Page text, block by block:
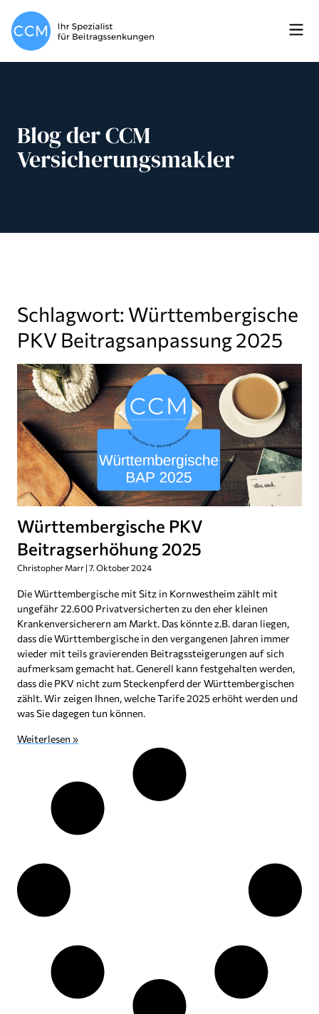
Blog der CCM
Versicherungsmakler
Schlagwort: Württembergische
PKV Beitragsanpassung 2025
Württembergische PKV
Beitragserhöhung 2025
Christopher Marr 7. Oktober 2024
Die Württembergische mit Sitz in Kornwestheim zählt mit
ungefähr 22.600 Privatversicherten zu den eher kleinen
Krankenversicherern am Markt. Das könnte z.B. daran liegen,
dass die Württembergische in den vergangenen Jahren immer
wieder mit teils gravierenden Beitragssteigerungen auf sich
aufmerksam gemacht hat. Generell kann festgehalten werden,
dass die PKV nicht zum Steckenpferd der Württembergischen
zählt. Wir zeigen Ihnen, welche Tarife 2025 erhöht werden und
was Sie dagegen tun können.
Weiterlesen »